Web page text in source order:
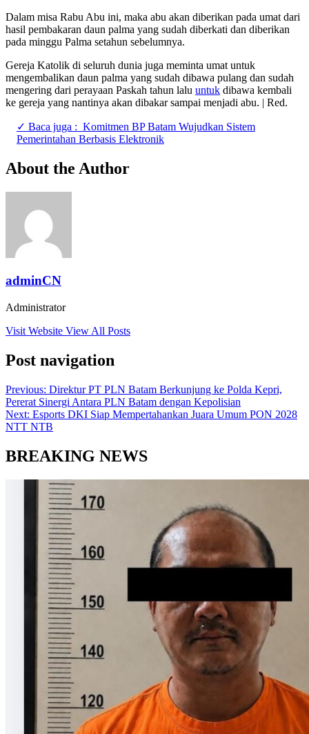
Dalam misa Rabu Abu ini, maka abu akan diberikan pada umat dari
hasil pembakaran daun palma yang sudah diberkati dan diberikan
pada minggu Palma setahun sebelumnya.
Gereja Katolik di seluruh dunia juga meminta umat untuk
mengembalikan daun palma yang sudah dibawa pulang dan sudah
mengering dari perayaan Paskah tahun lalu untuk dibawa kembali
ke gereja yang nantinya akan dibakar sampai menjadi abu. | Red.
✓ Baca juga : Komitmen BP Batam Wujudkan Sistem
Pemerintahan Berbasis Elektronik
About the Author
adminCN
Administrator
Visit Website View All Posts
Post navigation
Previous: Direktur PT PLN Batam Berkunjung ke Polda Kepri,
Pererat Sinergi Antara PLN Batam dengan Kepolisian
Next: Esports DKI Siap Mempertahankan Juara Umum PON 2028
NTT NTB
BREAKING NEWS